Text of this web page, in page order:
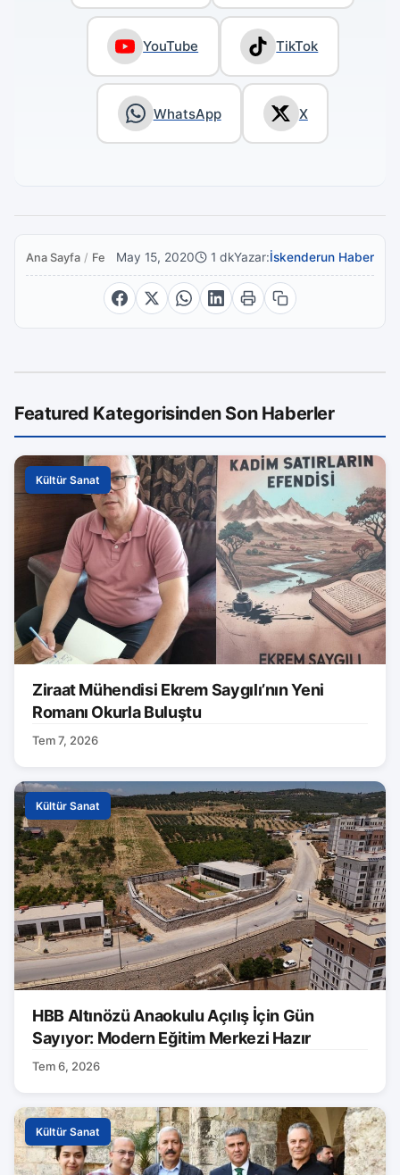
YouTube TikTok
WhatsApp X
Ana Sayfa / FeaturedMay 15, 2020 1 dkYazar:İskenderun Haber
Featured Kategorisinden Son Haberler
Kültür Sanat
Ziraat Mühendisi Ekrem Saygılı’nın Yeni
Romanı Okurla Buluştu
Tem 7, 2026
Kültür Sanat
HBB Altınözü Anaokulu Açılış İçin Gün
Sayıyor: Modern Eğitim Merkezi Hazır
Tem 6, 2026
Kültür Sanat